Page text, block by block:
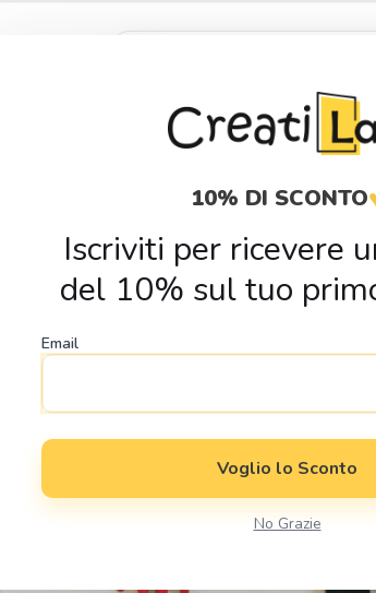
Products
IDEE REGALO
Regali Per Lui Quadretto Love
10% DI SCONTO
Iscriviti per ricevere
del 10% sul tuo
Email
Voglio lo Sconto
No Grazie